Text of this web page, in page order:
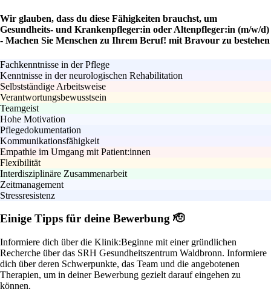
Wir glauben, dass du diese Fähigkeiten brauchst, um
Gesundheits- und Krankenpfleger:in oder Altenpfleger:in (m/w/d)
- Machen Sie Menschen zu Ihrem Beruf! mit Bravour zu bestehen
Fachkenntnisse in der Pflege
Kenntnisse in der neurologischen Rehabilitation
Selbstständige Arbeitsweise
Verantwortungsbewusstsein
Teamgeist
Hohe Motivation
Pflegedokumentation
Kommunikationsfähigkeit
Empathie im Umgang mit Patient:innen
Flexibilität
Interdisziplinäre Zusammenarbeit
Zeitmanagement
Stressresistenz
Einige Tipps für deine Bewerbung 🫡
Informiere dich über die Klinik:Beginne mit einer gründlichen
Recherche über das SRH Gesundheitszentrum Waldbronn. Informiere
dich über deren Schwerpunkte, das Team und die angebotenen
Therapien, um in deiner Bewerbung gezielt darauf eingehen zu
können.